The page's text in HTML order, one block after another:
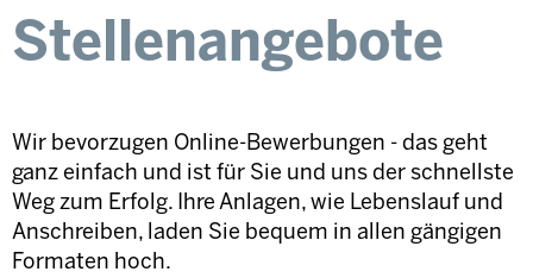
Stellenangebote
Wir bevorzugen Online-Bewerbungen - das geht
ganz einfach und ist für Sie und uns der schnellste
Weg zum Erfolg. Ihre Anlagen, wie Lebenslauf und
Anschreiben, laden Sie bequem in allen gängigen
Formaten hoch.